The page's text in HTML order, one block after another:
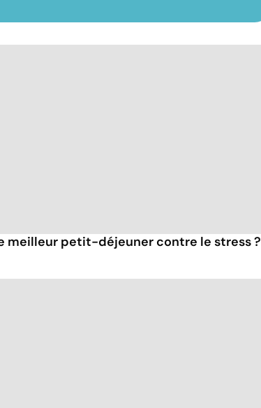
meilleur petit-déjeuner contre le stress ?